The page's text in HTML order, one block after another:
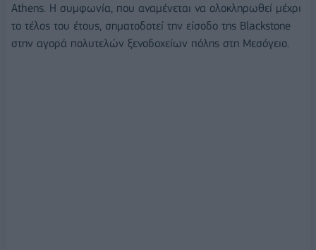
Athens. Η συμφωνία, που αναμένεται να ολοκληρωθεί μέχρι
το τέλος του έτους, σηματοδοτεί την είσοδο της Blackstone
στην αγορά πολυτελών ξενοδοχείων πόλης στη Μεσόγειο.